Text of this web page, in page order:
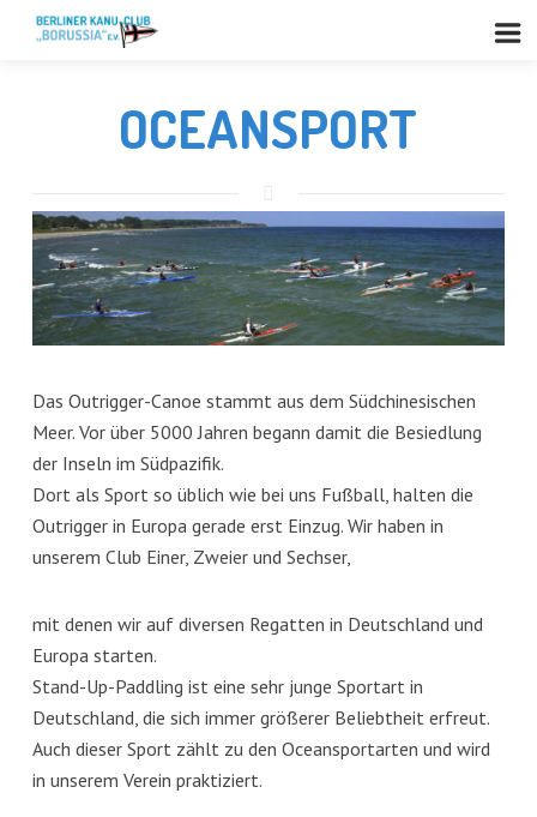
OCEANSPORT
Das Outrigger-Canoe stammt aus dem Südchinesischen
Meer. Vor über 5000 Jahren begann damit die Besiedlung
der Inseln im Südpazifik.
Dort als Sport so üblich wie bei uns Fußball, halten die
Outrigger in Europa gerade erst Einzug. Wir haben in
unserem Club Einer, Zweier und Sechser,
mit denen wir auf diversen Regatten in Deutschland und
Europa starten.
Stand-Up-Paddling ist eine sehr junge Sportart in
Deutschland, die sich immer größerer Beliebtheit erfreut.
Auch dieser Sport zählt zu den Oceansportarten und wird
in unserem Verein praktiziert.